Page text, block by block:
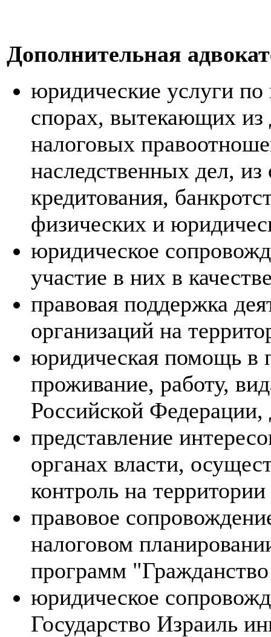
Дополнительная
юридические услуги
спорах, вытекающих
налоговых
наследственных дел,
кредитования,
физических и
юридическое
участие в них в
правовая поддержка
организаций на
юридическая помощь в
проживание, работу,
Российской Федерации,
представление
органах власти,
контроль на
правовое
налоговом
программ
юридическое
Государство Израиль